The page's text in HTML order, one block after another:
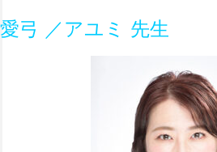
愛弓 ／アユミ 先生